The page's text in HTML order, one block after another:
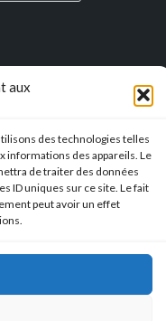
aux
des technologies telles
informations des appareils. Le
de traiter des données
ID uniques sur ce site. Le fait
peut avoir un effet
l’été pour construire vos
RGAA